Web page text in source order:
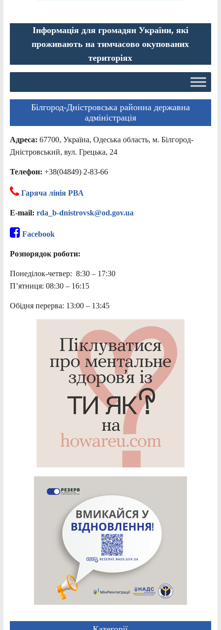
Інформація для громадян України, які
проживають на тимчасово окупованих
територіях
Білгород-Дністровська районна державна
адміністрація
Адреса: 67700, Україна, Одеська область, м. Білгород-
Дністровський, вул. Грецька, 24
Телефон: +38(04849) 2-83-66
Гаряча лінія РВА
E-mail: rda_b-dnistrovsk@od.gov.ua
Facebook
Розпорядок роботи:
Понеділок-четвер: 8:30 – 17:30
П’ятниця: 08:30 – 16:15
Обідня перерва: 13:00 – 13:45